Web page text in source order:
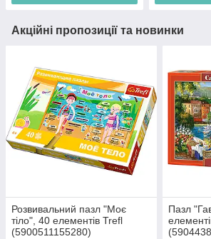
Акційні пропозиції та новинки
Розвивальний пазл "Моє
тіло", 40 елементів Trefl
(5900511155280)
Пазл